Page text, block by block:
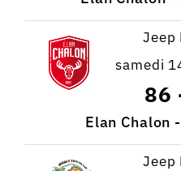
Jeep
samedi
86
Elan Chalon
Jeep